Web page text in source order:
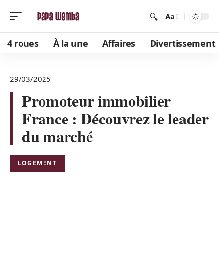
Aa
4 roues À la une Affaires Divertissement
29/03/2025
Promoteur immobilier
France : Découvrez le leader
du marché
LOGEMENT